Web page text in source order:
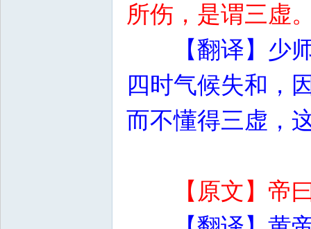
所伤，是谓三虚
【翻译】少
四时气候失和，
而不懂得三虚，
【原文】帝